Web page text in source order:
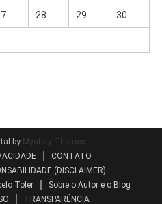
28 29 30
by Mystery Themes.
CONTATO
(DISCLAIMER)
Toler
Sobre o Autor e o Blog
TRANSPARÊNCIA